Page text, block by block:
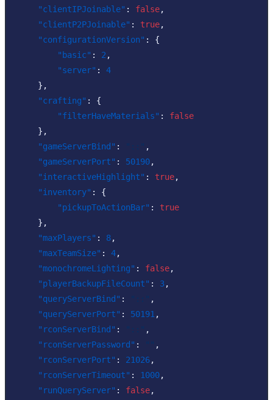
"clientIPJoinable" : false,
"clientP2PJoinable" : true,
"configurationVersion" :
{
"basic" : 2 ,
"server" :
4
} ,
"crafting" :
{
"filterHaveMaterials" :
false
} ,
"gameServerBind" : "::" ,
"gameServerPort" : 50190,
"interactiveHighlight" : true,
"inventory" :
{
"pickupToActionBar" :
true
} ,
"maxPlayers" : 8,
"maxTeamSize" : 4,
"monochromeLighting" : false,
"playerBackupFileCount" : 3,
"queryServerBind" : "::" ,
"queryServerPort" : 50191 ,
"rconServerBind" : "::" ,
"rconServerPassword" : "" ,
"rconServerPort" : 21026,
"rconServerTimeout" : 1000,
"runQueryServer" : false,